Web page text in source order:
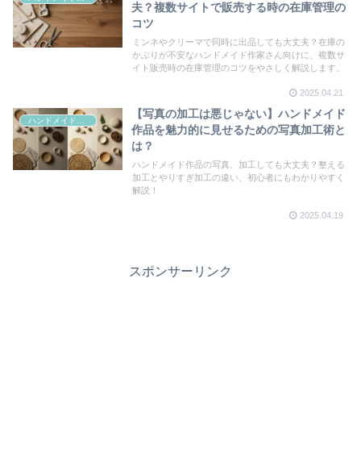
夫？複数サイトで販売する時の在庫管理の
コツ
ミンネやクリーマで同時に出品しても大丈夫？在庫の
かぶりが不安なハンドメイド作家さん向けに、複数サ
イト販売時の在庫管理のコツをやさしく解説します。
2025.04.21
ハンドメイド販売
【写真の加工は悪じゃない】ハンドメイド
作品を魅力的に見せるための写真加工術と
は？
ハンドメイド作品の写真、加工しても大丈夫？整える
加工とやりすぎ加工の違い、初心者にもわかりやすく
解説！
2025.04.19
スポンサーリンク